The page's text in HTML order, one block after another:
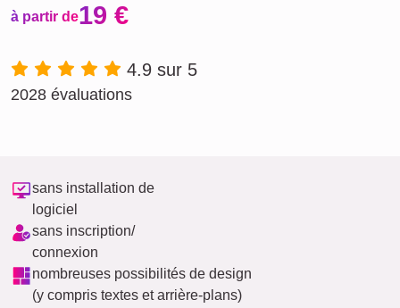
à partir de19 €
4.9 sur 5
2028 évaluations
sans installation de
logiciel
sans inscription/
connexion
nombreuses possibilités de design
(y compris textes et arrière-plans)